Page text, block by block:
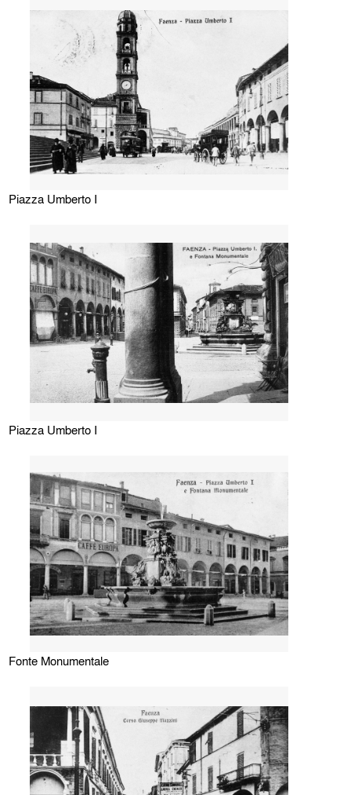
Piazza Umberto I
Piazza Umberto I
Fonte Monumentale